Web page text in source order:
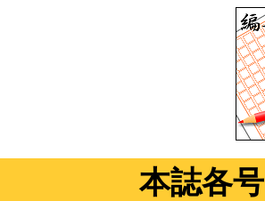
本誌各